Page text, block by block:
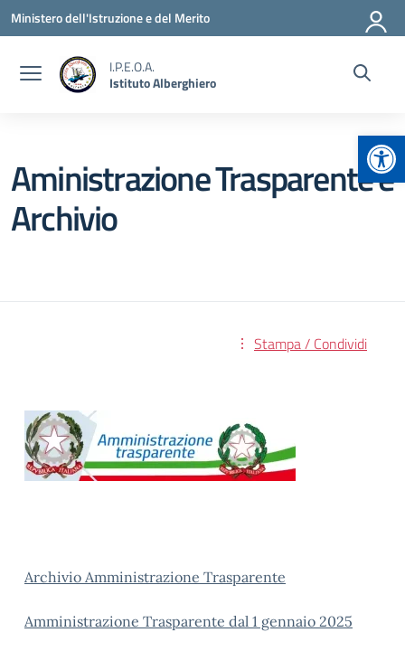
Vai ai contenuti
Vai al menu di navigazione
Vai al footer
Ministero dell'Istruzione e del Merito
I.P.E.O.A.
Istituto Alberghiero
Aministrazione Trasparente e
Archivio
Stampa / Condividi
Archivio Amministrazione Trasparente
Amministrazione Trasparente dal 1 gennaio 2025